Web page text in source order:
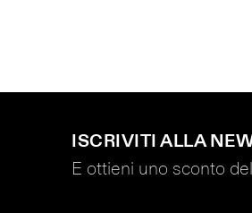
ISCRIVITI ALLA
E ottieni uno sconto